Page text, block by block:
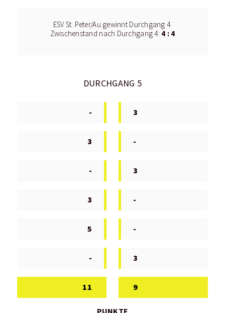
ESV St. Peter/Au gewinnt Durchgang 4.
Zwischenstand nach Durchgang 4: 4 : 4
DURCHGANG 5
- 3
3 -
- 3
3 -
5 -
- 3
11 9